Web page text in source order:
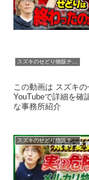
この動画は スズキの
YouTubeで詳細を確
な事務所紹介
スズキのせどり物販チャンネル